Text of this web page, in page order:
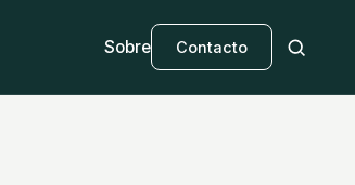
Sobre Contacto